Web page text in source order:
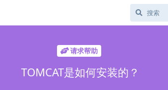
请求帮助
TOMCAT是如何安装的？